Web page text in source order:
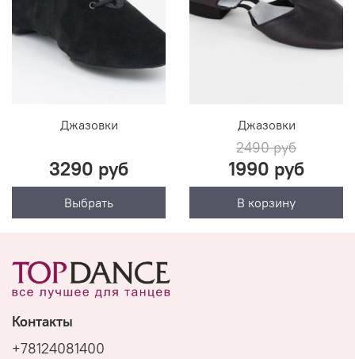
Джазовки
3290 руб
Выбрать
Джазовки
2490 руб
1990 руб
В корзину
Контакты
+78124081400